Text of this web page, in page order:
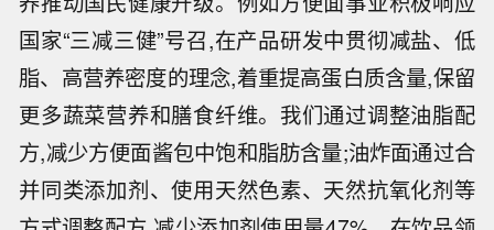
国家“三减三健”号召,在产品研发中贯彻减盐、低
脂、高营养密度的理念,着重提高蛋白质含量,保留
更多蔬菜营养和膳食纤维。我们通过调整油脂配
方,减少方便面酱包中饱和脂肪含量;油炸面通过合
并同类添加剂、使用天然色素、天然抗氧化剂等